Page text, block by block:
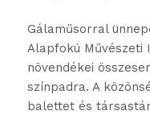
Gálaműsorral
Alapfokú Művészeti
növendékei
színpadra. A
balettet és